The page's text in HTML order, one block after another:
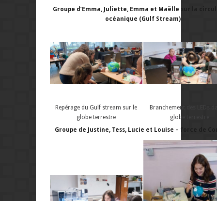
Groupe d’Emma, Juliette, Emma et Maëlle sur la
océanique (Gulf Stream)
Repérage du Gulf stream sur le
globe terrestre
Branchement des LEDs
globe terrestre
Groupe de Justine, Tess, Lucie et Louise – force de